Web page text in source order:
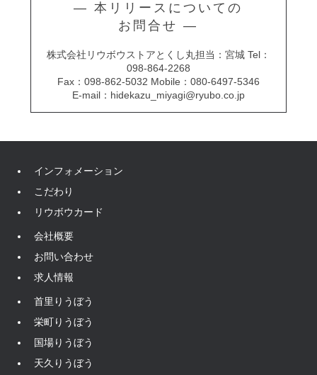
― 本リリースについての
お問合せ ―
株式会社リウボウストアとくし丸担当：宮城 Tel：
098-864-2268
Fax：098-862-5032 Mobile：080-6497-5346
E-mail：hidekazu_miyagi@ryubo.co.jp
インフォメーション
こだわり
リウボウカード
会社概要
お問い合わせ
求人情報
首里りうぼう
栄町りうぼう
国場りうぼう
天久りうぼう